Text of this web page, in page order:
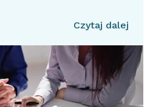
Czytaj dalej